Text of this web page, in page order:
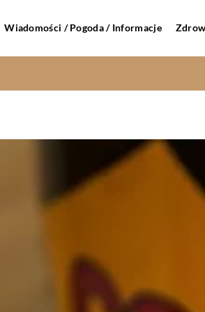
Wiadomości / Pogoda / Informacje